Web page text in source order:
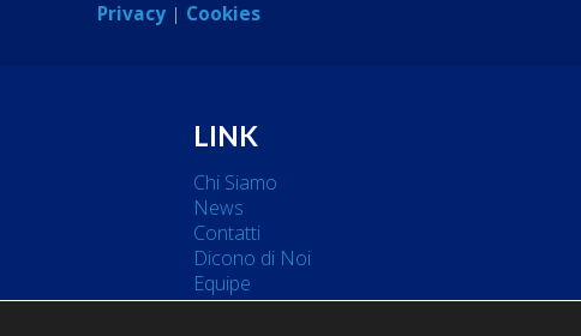
Privacy | Cookies
LINK
Chi Siamo
News
Contatti
Dicono di Noi
Equipe
Dott. Alessandro Cavaliere